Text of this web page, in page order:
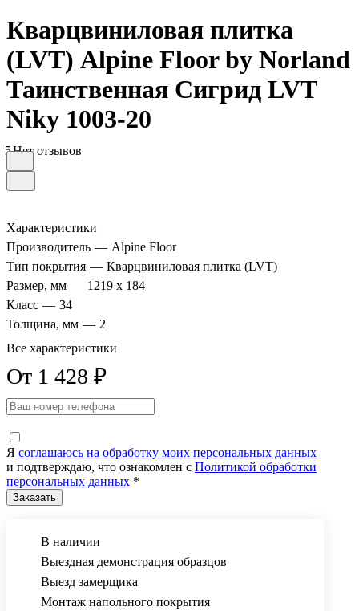
Кварцвиниловая плитка
(LVT) Alpine Floor by Norland
Таинственная Сигрид LVT
Niky 1003-20
5Нет отзывов
Характеристики
Производитель — Alpine Floor
Тип покрытия — Кварцвиниловая плитка (LVT)
Размер, мм — 1219 х 184
Класс — 34
Толщина, мм — 2
Все характеристики
От 1 428 ₽
Я соглашаюсь на обработку моих персональных данных
и подтверждаю, что ознакомлен с Политикой обработки
персональных данных *
В наличии
Выездная демонстрация образцов
Выезд замерщика
Монтаж напольного покрытия